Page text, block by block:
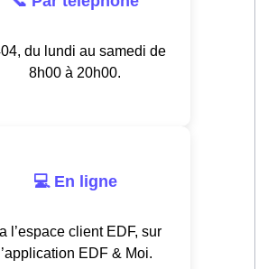
du lundi au samedi de
8h00 à 20h00.
💻 En ligne
l’espace client EDF, sur
l’application EDF & Moi.